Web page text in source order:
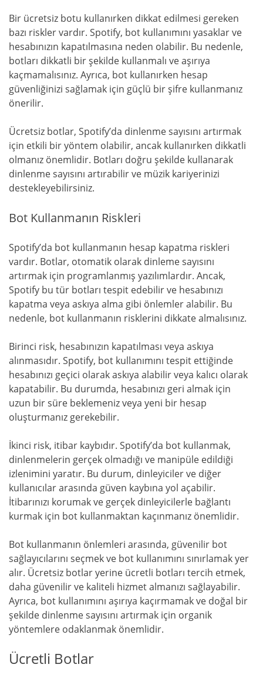
Bir ücretsiz botu kullanırken dikkat edilmesi gereken
bazı riskler vardır. Spotify, bot kullanımını yasaklar ve
hesabınızın kapatılmasına neden olabilir. Bu nedenle,
botları dikkatli bir şekilde kullanmalı ve aşırıya
kaçmamalısınız. Ayrıca, bot kullanırken hesap
güvenliğinizi sağlamak için güçlü bir şifre kullanmanız
önerilir.
Ücretsiz botlar, Spotify’da dinlenme sayısını artırmak
için etkili bir yöntem olabilir, ancak kullanırken dikkatli
olmanız önemlidir. Botları doğru şekilde kullanarak
dinlenme sayısını artırabilir ve müzik kariyerinizi
destekleyebilirsiniz.
Bot Kullanmanın Riskleri
Spotify’da bot kullanmanın hesap kapatma riskleri
vardır. Botlar, otomatik olarak dinleme sayısını
artırmak için programlanmış yazılımlardır. Ancak,
Spotify bu tür botları tespit edebilir ve hesabınızı
kapatma veya askıya alma gibi önlemler alabilir. Bu
nedenle, bot kullanmanın risklerini dikkate almalısınız.
Birinci risk, hesabınızın kapatılması veya askıya
alınmasıdır. Spotify, bot kullanımını tespit ettiğinde
hesabınızı geçici olarak askıya alabilir veya kalıcı olarak
kapatabilir. Bu durumda, hesabınızı geri almak için
uzun bir süre beklemeniz veya yeni bir hesap
oluşturmanız gerekebilir.
İkinci risk, itibar kaybıdır. Spotify’da bot kullanmak,
dinlenmelerin gerçek olmadığı ve manipüle edildiği
izlenimini yaratır. Bu durum, dinleyiciler ve diğer
kullanıcılar arasında güven kaybına yol açabilir.
İtibarınızı korumak ve gerçek dinleyicilerle bağlantı
kurmak için bot kullanmaktan kaçınmanız önemlidir.
Bot kullanmanın önlemleri arasında, güvenilir bot
sağlayıcılarını seçmek ve bot kullanımını sınırlamak yer
alır. Ücretsiz botlar yerine ücretli botları tercih etmek,
daha güvenilir ve kaliteli hizmet almanızı sağlayabilir.
Ayrıca, bot kullanımını aşırıya kaçırmamak ve doğal bir
şekilde dinlenme sayısını artırmak için organik
yöntemlere odaklanmak önemlidir.
Ücretli Botlar